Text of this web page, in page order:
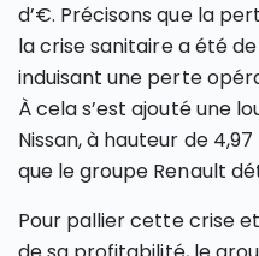
d’€. Précisons que la
la crise sanitaire a été de
induisant une perte
À cela s’est ajouté une
Nissan, à hauteur de
que le groupe Renault
Pour pallier cette crise